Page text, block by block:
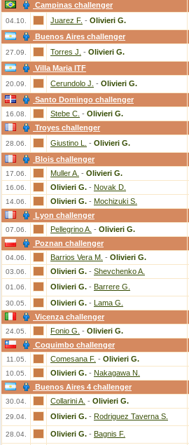
Campinas challenger
04.10. Juarez F. - Olivieri G.
Buenos Aires challenger
27.09. Torres J. - Olivieri G.
Villa Maria ITF
20.09. Cerundolo J. - Olivieri G.
Santo Domingo challenger
16.08. Stebe C. - Olivieri G.
Troyes challenger
28.06. Giustino L. - Olivieri G.
Blois challenger
17.06. Muller A. - Olivieri G.
16.06. Olivieri G. - Novak D.
14.06. Olivieri G. - Mochizuki S.
Lyon challenger
07.06. Pellegrino A. - Olivieri G.
Poznan challenger
04.06. Barrios Vera M. - Olivieri G.
03.06. Olivieri G. - Shevchenko A.
01.06. Olivieri G. - Barrere G.
30.05. Olivieri G. - Lama G.
Vicenza challenger
24.05. Fonio G. - Olivieri G.
Coquimbo challenger
11.05. Comesana F. - Olivieri G.
10.05. Olivieri G. - Nakagawa N.
Buenos Aires 4 challenger
30.04. Collarini A. - Olivieri G.
29.04. Olivieri G. - Rodriguez Taverna S.
28.04. Olivieri G. - Bagnis F.